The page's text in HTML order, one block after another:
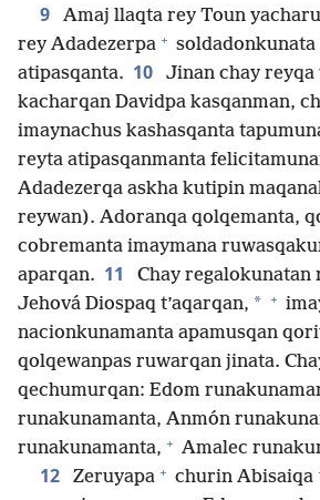
9 Amaj llaqta rey Toun
rey Adadezerpa +
atipasqanta. 10
Jinan chay
kacharqan Davidpa kasqanman,
imaynachus kashasqanta
reyta atipasqanmanta
Adadezerqa askha kutipin
reywan). Adoranqa qolqemanta,
cobremanta imaymana
aparqan. 11
Chay regalokunatan
Jehová Diospaq t’aqarqan, * +
nacionkunamanta apamusqan
qolqewanpas ruwarqan jinata.
qechumurqan: Edom
runakunamanta, Anmón
runakunamanta, + Amalec
12 Zeruyapa + churin Abisaiqa